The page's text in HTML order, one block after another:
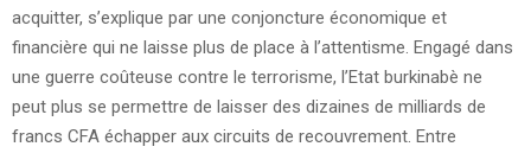
acquitter, s’explique par une conjoncture économique et
financière qui ne laisse plus de place à l’attentisme. Engagé dans
une guerre coûteuse contre le terrorisme, l’Etat burkinabè ne
peut plus se permettre de laisser des dizaines de milliards de
francs CFA échapper aux circuits de recouvrement. Entre